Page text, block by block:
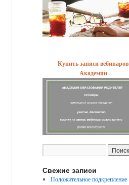
Купить записи вебинаров
Академии
Свежие записи
Положительное подкрепление